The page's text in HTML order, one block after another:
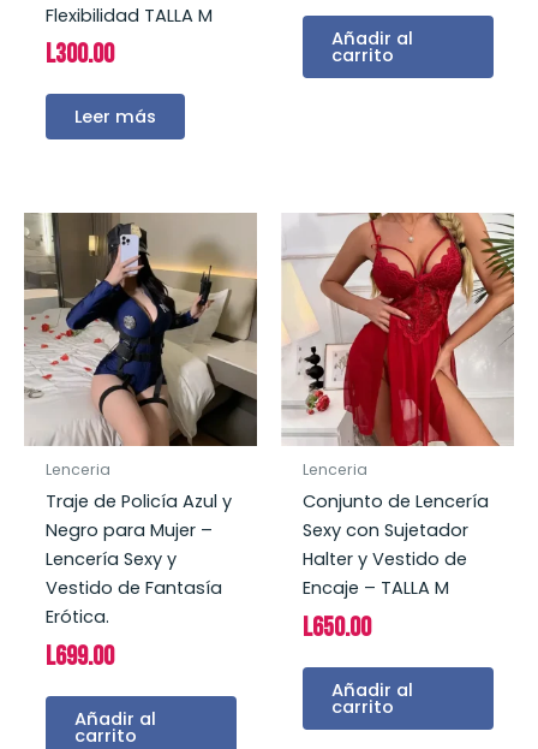
Flexibilidad TALLA M
L300.00
Leer más
Añadir al
carrito
Lenceria
Traje de Policía Azul y
Negro para Mujer –
Lencería Sexy y
Vestido de Fantasía
Erótica.
L699.00
Añadir al
carrito
Lenceria
Conjunto de Lencería
Sexy con Sujetador
Halter y Vestido de
Encaje – TALLA M
L650.00
Añadir al
carrito